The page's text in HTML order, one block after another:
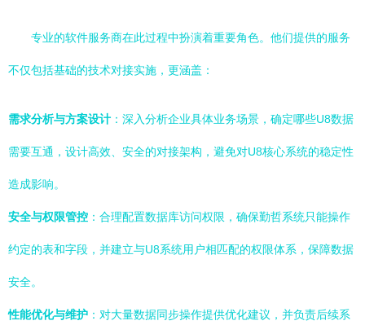
专业的软件服务商在此过程中扮演着重要角色。他们提供的服务
不仅包括基础的技术对接实施，更涵盖：
需求分析与方案设计 ：深入分析企业具体业务场景，确定哪些U8数据
需要互通，设计高效、安全的对接架构，避免对U8核心系统的稳定性
造成影响。
安全与权限管控 ：合理配置数据库访问权限，确保勤哲系统只能操作
约定的表和字段，并建立与U8系统用户相匹配的权限体系，保障数据
安全。
性能优化与维护 ：对大量数据同步操作提供优化建议，并负责后续系